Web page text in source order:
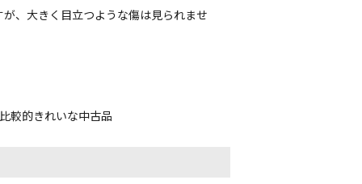
、大きく目立つような傷は見られませ
較的きれいな中古品